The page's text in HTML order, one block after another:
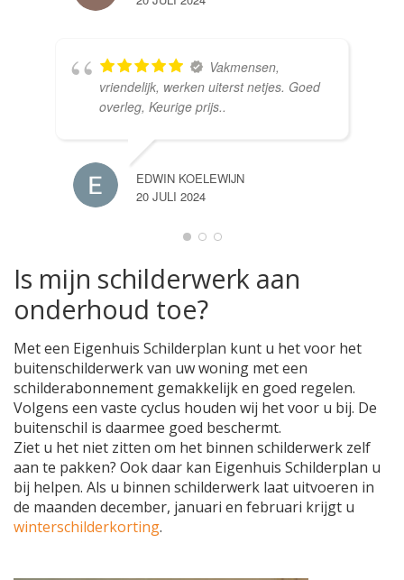
Vakmensen,
vriendelijk, werken uiterst netjes. Goed
overleg, Keurige prijs..
EDWIN KOELEWIJN
20 JULI 2024
Is mijn schilderwerk aan
onderhoud toe?
Met een Eigenhuis Schilderplan kunt u het voor het
buitenschilderwerk van uw woning met een
schilderabonnement gemakkelijk en goed regelen.
Volgens een vaste cyclus houden wij het voor u bij. De
buitenschil is daarmee goed beschermt.
Ziet u het niet zitten om het binnen schilderwerk zelf
aan te pakken? Ook daar kan Eigenhuis Schilderplan u
bij helpen. Als u binnen schilderwerk laat uitvoeren in
de maanden december, januari en februari krijgt u
winterschilderkorting.